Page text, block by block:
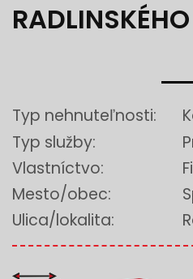
RADLINSKÉHO
Typ nehnuteľnosti:
Typ služby:
Vlastníctvo:
Mesto/obec:
Ulica/lokalita: